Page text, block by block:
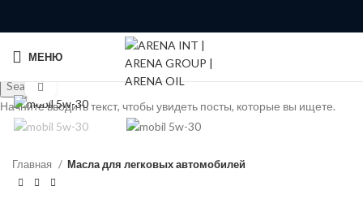
МЕНЮ
Click to enlarge
Главная Масла для легковых автомобилей
Search
Начните вводить текст, чтобы увидеть посты, которые вы ищете.